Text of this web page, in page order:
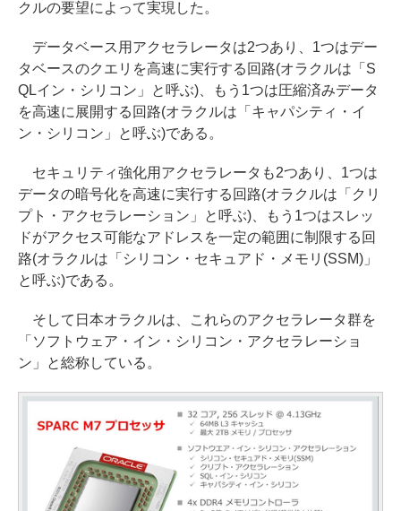
クルの要望によって実現した。
データベース用アクセラレータは2つあり、1つはデー
タベースのクエリを高速に実行する回路(オラクルは「S
QLイン・シリコン」と呼ぶ)、もう1つは圧縮済みデータ
を高速に展開する回路(オラクルは「キャパシティ・イ
ン・シリコン」と呼ぶ)である。
セキュリティ強化用アクセラレータも2つあり、1つは
データの暗号化を高速に実行する回路(オラクルは「クリ
プト・アクセラレーション」と呼ぶ)、もう1つはスレッ
ドがアクセス可能なアドレスを一定の範囲に制限する回
路(オラクルは「シリコン・セキュアド・メモリ(SSM)」
と呼ぶ)である。
そして日本オラクルは、これらのアクセラレータ群を
「ソフトウェア・イン・シリコン・アクセラレーショ
ン」と総称している。